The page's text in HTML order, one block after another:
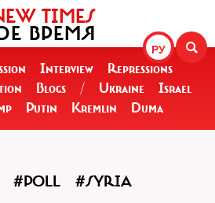
РУ
TIMES
ВРЕМЯ
Interview
Repressions
Blogs / Ukraine
Israel
Putin Kremlin Duma
#POLL #SYRIA